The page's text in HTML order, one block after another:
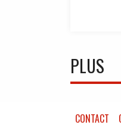
PLUS
CONTACT